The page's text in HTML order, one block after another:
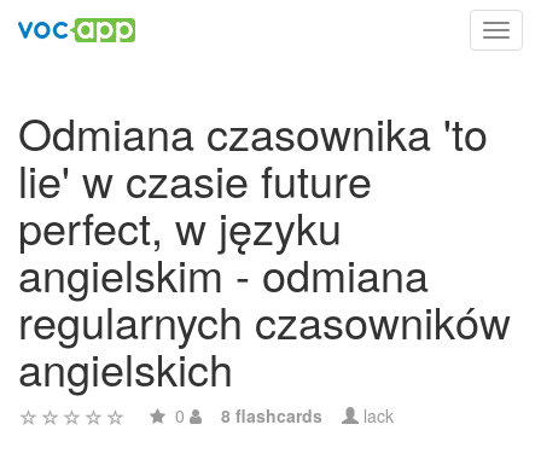
Odmiana czasownika 'to
lie' w czasie future
perfect, w języku
angielskim - odmiana
regularnych czasowników
angielskich
0 8 flashcards lack